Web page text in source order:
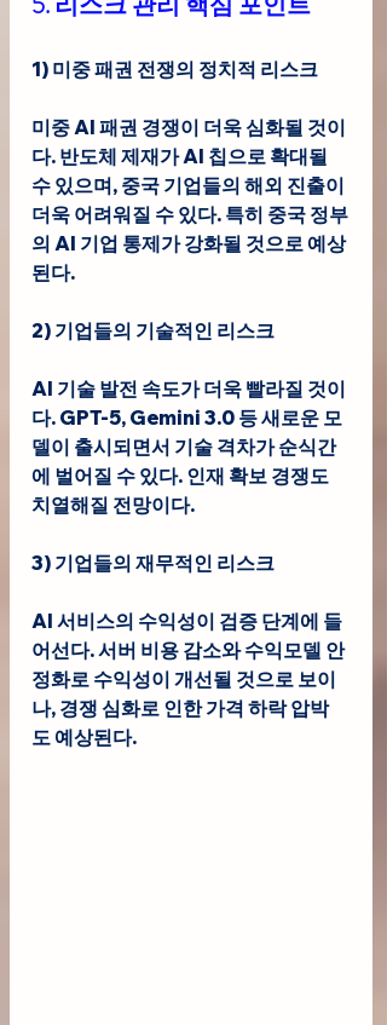
1) 미중 패권 전쟁의 정치적 리스크
미중 AI 패권 경쟁이 더욱 심화될 것이
다. 반도체 제재가 AI 칩으로 확대될
수 있으며, 중국 기업들의 해외 진출이
더욱 어려워질 수 있다. 특히 중국 정부
의 AI 기업 통제가 강화될 것으로 예상
된다.
2) 기업들의 기술적인 리스크
AI 기술 발전 속도가 더욱 빨라질 것이
다. GPT-5, Gemini 3.0 등 새로운 모
델이 출시되면서 기술 격차가 순식간
에 벌어질 수 있다. 인재 확보 경쟁도
치열해질 전망이다.
3) 기업들의 재무적인 리스크
AI 서비스의 수익성이 검증 단계에 들
어선다. 서버 비용 감소와 수익모델 안
정화로 수익성이 개선될 것으로 보이
나, 경쟁 심화로 인한 가격 하락 압박
도 예상된다.